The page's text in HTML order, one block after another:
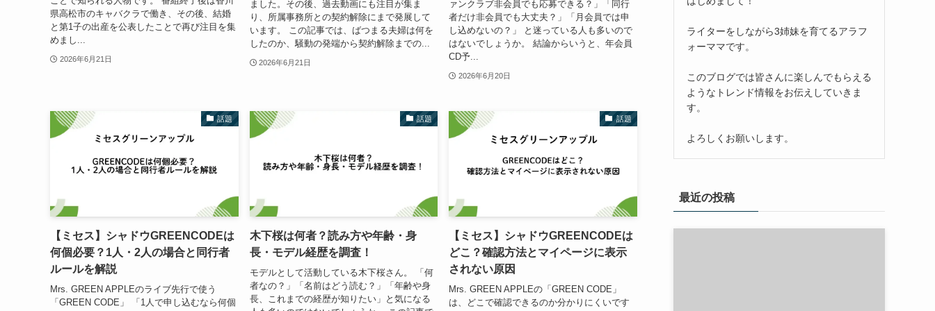
県高松市のキャバクラで働き、その後、結婚
と第1子の出産を公表したことで再び注目を集
めまし...
2026年6月21日
ました。その後、過去動画にも注目が集ま
り、所属事務所との契約解除にまで発展して
います。 この記事では、ばつまる夫婦は何を
したのか、騒動の発端から契約解除までの...
2026年6月21日
ァンクラブ非会員でも応募できる？」「同行
者だけ非会員でも大丈夫？」「月会員では申
し込めないの？」 と迷っている人も多いので
はないでしょうか。 結論からいうと、年会員
CD予...
2026年6月20日
話題
【ミセス】シャドウGREENCODEは
何個必要？1人・2人の場合と同行者
ルールを解説
Mrs. GREEN APPLEのライブ先行で使う
「GREEN CODE」 「1人で申し込むなら何個
話題
木下桜は何者？読み方や年齢・身
長・モデル経歴を調査！
モデルとして活動している木下桜さん。 「何
者なの？」「名前はどう読む？」「年齢や身
長、これまでの経歴が知りたい」と気になる
話題
【ミセス】シャドウGREENCODEは
どこ？確認方法とマイページに表示
されない原因
Mrs. GREEN APPLEの「GREEN CODE」
は、どこで確認できるのか分かりにくいです
ライターをしながら3姉妹を育てるアラフ
ォーママです。
このブログでは皆さんに楽しんでもらえる
ようなトレンド情報をお伝えしていきま
す。
よろしくお願いします。
最近の投稿